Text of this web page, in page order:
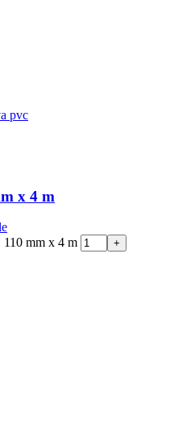
x 4 m
110 mm x 4 m